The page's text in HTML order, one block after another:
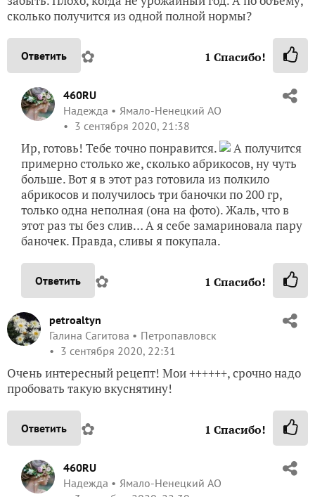
сколько получится из одной полной нормы?
Ответить ✿ 1 Спасибо!
460RU
Надежда
Ямало-Ненецкий АО
3 сентября 2020, 21:38
Ир, готовь! Тебе точно понравится.
А получится
примерно столько же, сколько абрикосов, ну чуть
больше. Вот я в этот раз готовила из полкило
абрикосов и получилось три баночки по 200 гр,
только одна неполная (она на фото). Жаль, что в
этот раз ты без слив… А я себе замариновала пару
баночек. Правда, сливы я покупала.
Ответить ✿ 1 Спасибо!
petroaltyn
Галина Сагитова
Петропавловск
3 сентября 2020, 22:31
Очень интересный рецепт! Мои ++++++, срочно надо
пробовать такую вкуснятину!
Ответить ✿ 1 Спасибо!
460RU
Надежда
Ямало-Ненецкий АО